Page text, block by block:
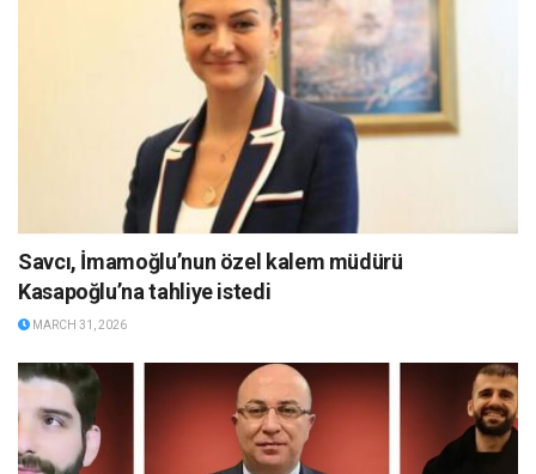
Savcı, İmamoğlu’nun özel kalem müdürü
Kasapoğlu’na tahliye istedi
MARCH 31, 2026